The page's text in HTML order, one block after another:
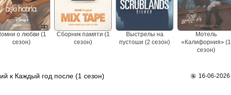
о любви (1
сезон)
Сборник памяти (1
сезон)
Выстрелы на
пустоши (2 сезон)
Мотель
«Калифорния» (1
сезон)
к Каждый год после (1 сезон) 16-06-2026